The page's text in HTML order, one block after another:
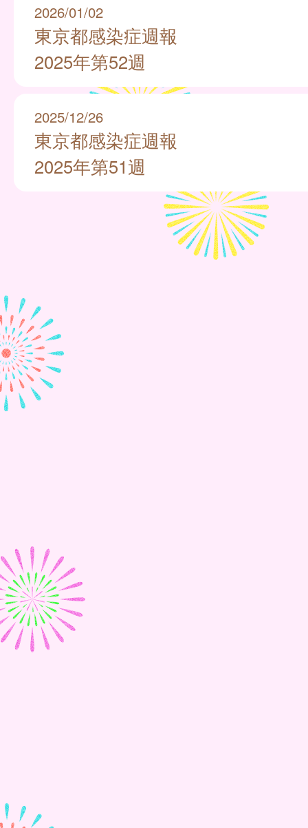
2026/01/02
東京都感染症週報
2025年第52週
2025/12/26
東京都感染症週報
2025年第51週